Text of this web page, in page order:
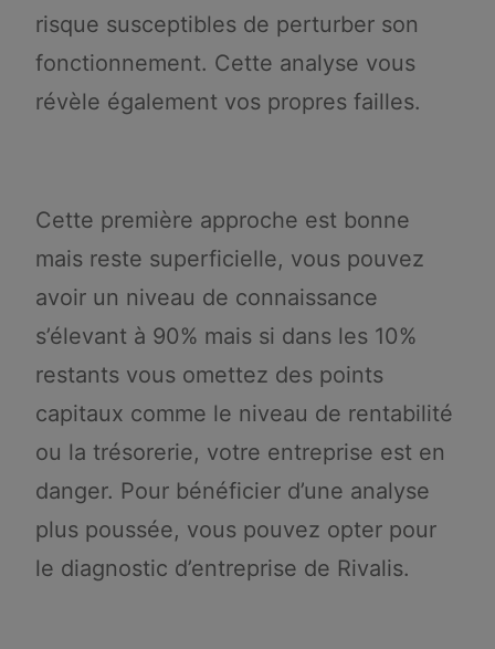
risque susceptibles de perturber son
fonctionnement. Cette analyse vous
révèle également vos propres failles.
Cette première approche est bonne
mais reste superficielle, vous pouvez
avoir un niveau de connaissance
s’élevant à 90% mais si dans les 10%
restants vous omettez des points
capitaux comme le niveau de rentabilité
ou la trésorerie, votre entreprise est en
danger. Pour bénéficier d’une analyse
plus poussée, vous pouvez opter pour
le diagnostic d’entreprise de Rivalis.